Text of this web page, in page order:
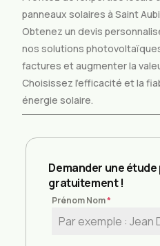
panneaux solaires à Saint
Obtenez un devis
nos solutions
factures et augmenter la
Choisissez l’efficacité et la
énergie solaire.
Demander une
gratuitement !
Prénom Nom*